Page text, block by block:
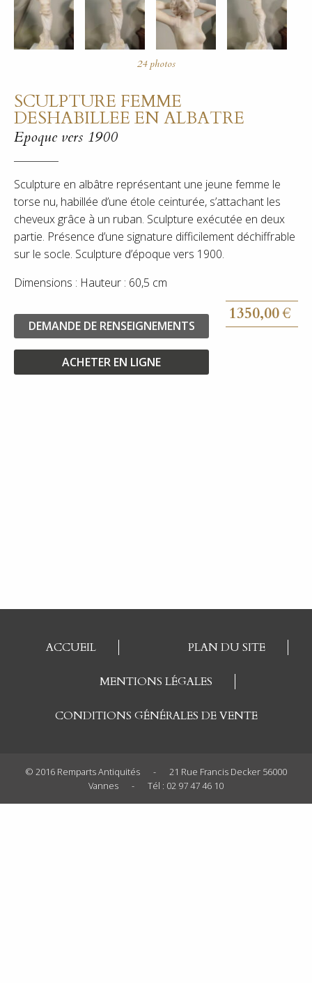
SCULPTURE FEMME
DESHABILLEE EN ALBATRE
Epoque vers 1900
Sculpture en albâtre représentant une jeune femme le
torse nu, habillée d’une étole ceinturée, s’attachant les
cheveux grâce à un ruban. Sculpture exécutée en deux
partie. Présence d’une signature difficilement déchiffrable
sur le socle. Sculpture d’époque vers 1900.
Dimensions : Hauteur : 60,5 cm
DEMANDE DE RENSEIGNEMENTS
1350,00€
ACHETER EN LIGNE
ACCUEIL PLAN DU SITE
MENTIONS LÉGALES
CONDITIONS GÉNÉRALES DE VENTE
© 2016 Remparts Antiquités -
21 Rue Francis Decker 56000
Vannes
- Tél : 02 97 47 46 10